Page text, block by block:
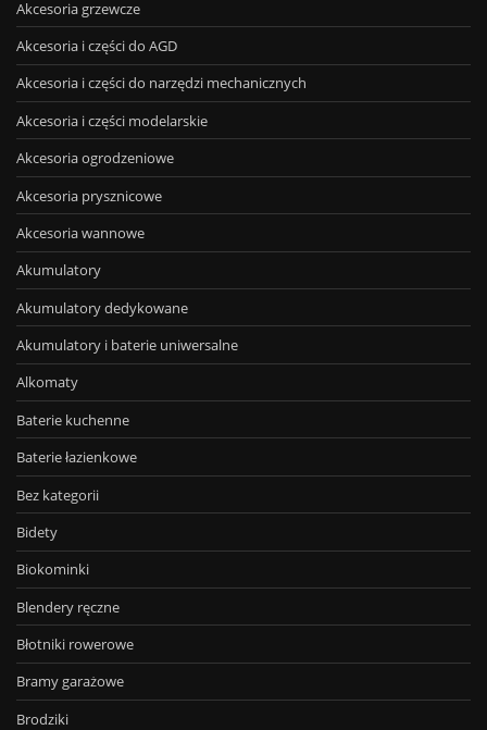
Akcesoria grzewcze
Akcesoria i części do AGD
Akcesoria i części do narzędzi mechanicznych
Akcesoria i części modelarskie
Akcesoria ogrodzeniowe
Akcesoria prysznicowe
Akcesoria wannowe
Akumulatory
Akumulatory dedykowane
Akumulatory i baterie uniwersalne
Alkomaty
Baterie kuchenne
Baterie łazienkowe
Bez kategorii
Bidety
Biokominki
Blendery ręczne
Błotniki rowerowe
Bramy garażowe
Brodziki